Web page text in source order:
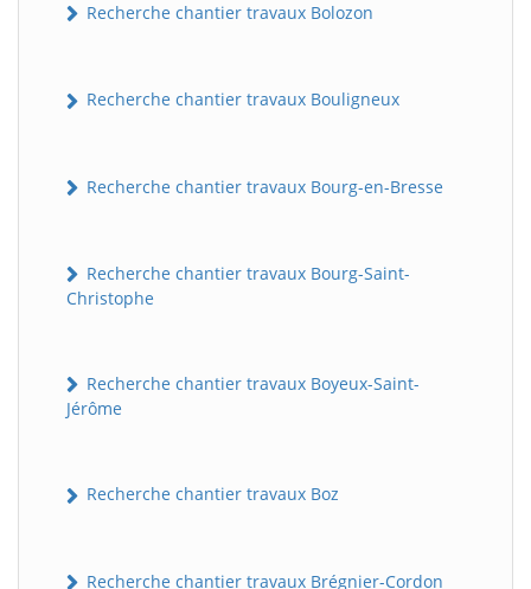
Recherche chantier travaux Bolozon
Recherche chantier travaux Bouligneux
Recherche chantier travaux Bourg-en-Bresse
Recherche chantier travaux Bourg-Saint-
Christophe
Recherche chantier travaux Boyeux-Saint-
Jérôme
Recherche chantier travaux Boz
Recherche chantier travaux Brégnier-Cordon